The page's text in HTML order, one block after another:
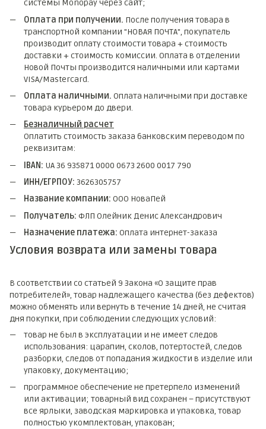
системы Monopay через сайт;
Оплата при получении. После получения товара в
транспортной компании "НОВАЯ ПОЧТА", покупатель
производит оплату стоимости товара + стоимость
доставки + стоимость комиссии. Оплата в отделении
Новой Почты производится наличными или картами
VISA/Mastercard.
Оплата наличными. Оплата наличными при доставке
товара курьером до двери.
Безналичный расчет
Оплатить стоимость заказа банковским переводом по
реквизитам:
IBAN: UA 36 935871 0000 0673 2600 0017 790
ИНН/ЕГРПОУ: 3626305757
Название компании: ООО НоваПей
Получатель: ФЛП Олейник Денис Александрович
Назначение платежа: Оплата интернет-заказа
Условия возврата или замены товара
В соответствии со статьей 9 Закона «О защите прав
потребителей», товар надлежащего качества (без дефектов)
можно обменять или вернуть в течение 14 дней, не считая
дня покупки, при соблюдении следующих условий:
товар не был в эксплуатации и не имеет следов
использования: царапин, сколов, потертостей, следов
разборки, следов от попадания жидкости в изделие или
упаковку, документацию;
программное обеспечение не претерпело изменений
или активации; товарный вид сохранен – присутствуют
все ярлыки, заводская маркировка и упаковка, товар
полностью укомплектован, упакован;